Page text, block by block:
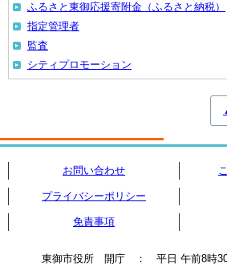
ふるさと東御応援寄附金（ふるさと納税）
指定管理者
監査
シティプロモーション
お問い合わせ
プライバシーポリシー
免責事項
東御市役所 開庁 ： 平日 午前8時30